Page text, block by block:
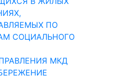
ПО
СОЦИАЛЬНОГО
МКД